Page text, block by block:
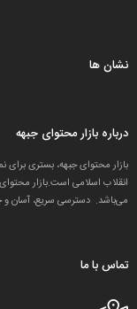
نشان ها
درباره بازار محتوای جبهه
بازار محتوای جبهه، بستری
انقلاب اسلامی است.بازار
می‌باشد. دسترسی سریع، آسان و
تماس با ما